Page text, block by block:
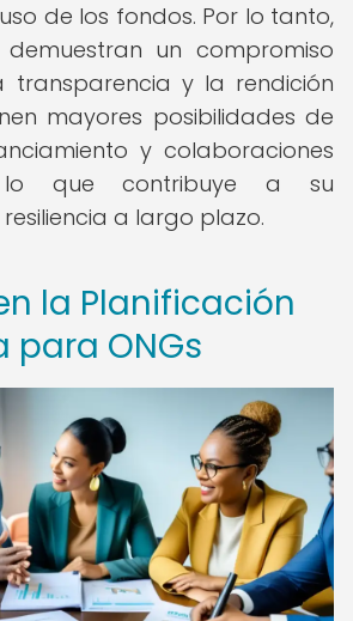
de los fondos. Por lo tanto,
un compromiso
transparencia y la rendición
mayores posibilidades de
y colaboraciones
lo que contribuye a su
a largo plazo.
la Planificación
para ONGs